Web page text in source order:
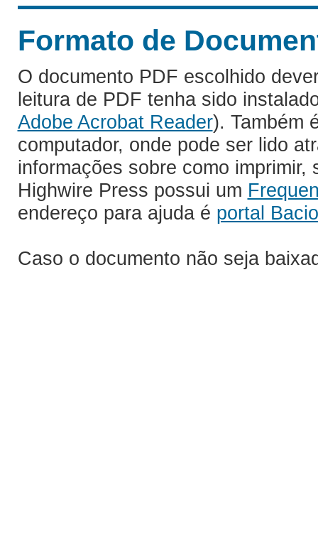
Formato de
O documento PDF escolhido
leitura de PDF tenha sido
Adobe Acrobat Reader). Também
computador, onde pode ser lido
informações sobre como
Highwire Press possui um
endereço para ajuda é portal
Caso o documento não seja